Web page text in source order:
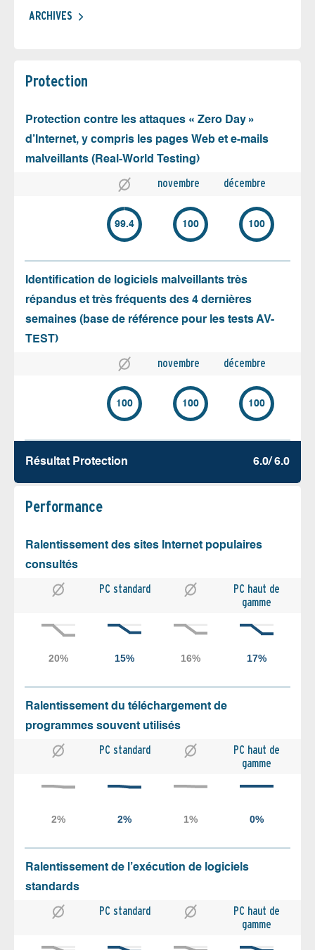
ARCHIVES
Protection
Protection contre les attaques « Zero Day »
d’Internet, y compris les pages Web et e-mails
malveillants (Real-World Testing)
novembre décembre
99.4 100 100
Identification de logiciels malveillants très
répandus et très fréquents des 4 dernières
semaines (base de référence pour les tests AV-
TEST)
novembre décembre
100 100 100
Résultat Protection 6.0/ 6.0
Performance
Ralentissement des sites Internet populaires
consultés
PC standard
PC haut de
gamme
Ralentissement du téléchargement de
programmes souvent utilisés
PC standard
PC haut de
gamme
Ralentissement de l’exécution de logiciels
standards
PC standard
PC haut de
gamme